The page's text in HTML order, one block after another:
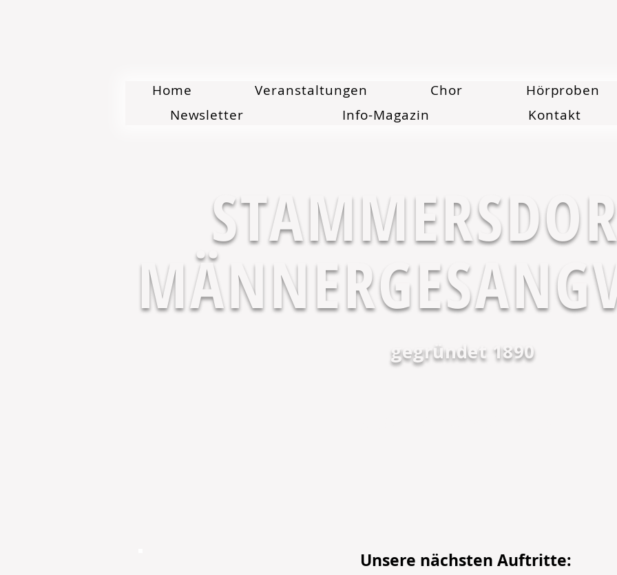
gegründet 1890
Unsere nächsten Auftritte:
Home Veranstaltungen Chor
Hörproben
Newsletter
Info-Magazin Kontakt